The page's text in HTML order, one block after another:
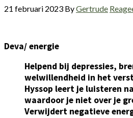
21 februari 2023 ByGertrude
Deva/ energie
Helpend bij depressies,
welwillendheid in het
Hyssop leert je luisteren
waardoor je niet over je
Verwijdert negatieve